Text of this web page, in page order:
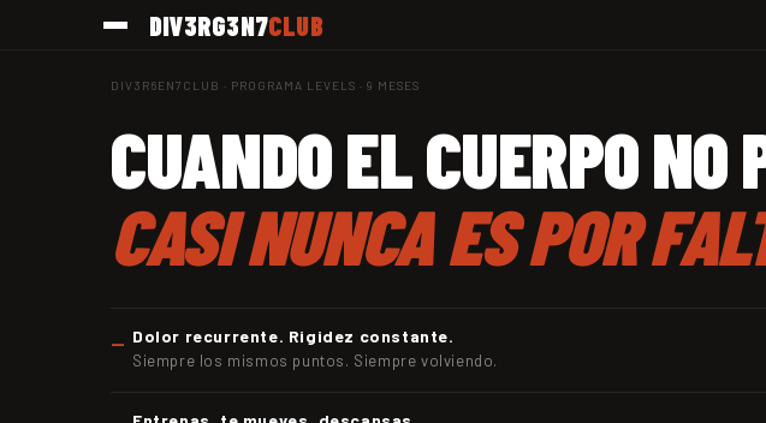
directamente
DIV3RG3N7CLUB
+2.500 ALUMNOS
MÉTODO DIV3RG3N7
★★★★★
"Llevo 3 meses con FlowCore y
DIV3R6EN7CLUB · PROGRAMA LEVELS · 9 MESES
CUANDO EL CUERPO NO
CASI NUNCA ES POR
Dolor recurrente. Rigidez constante.
Siempre los mismos puntos. Siempre volviendo.